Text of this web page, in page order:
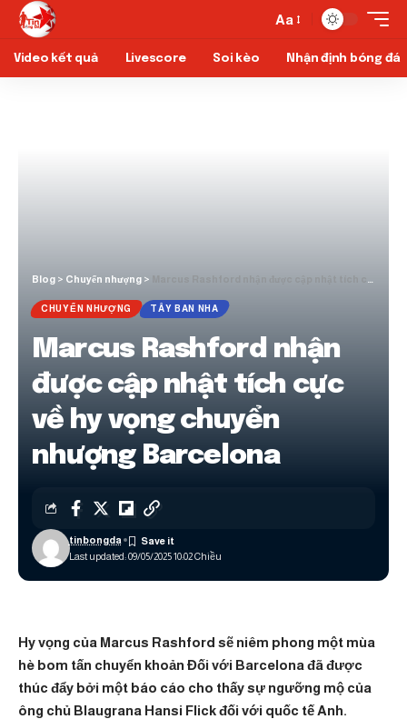
Aa
Video kết quả Livescore Soi kèo Nhận định bóng đá
Blog > Chuyển nhượng >
CHUYỂN NHƯỢNG TÂY BAN NHA
Marcus Rashford nhận
được cập nhật tích cực
về hy vọng chuyển
nhượng Barcelona
Last updated: 09/05/2025 10:02 Chiều
tinbongda
Hy vọng của Marcus Rashford sẽ niêm phong một mùa
hè bom tấn chuyển khoản Đối với Barcelona đã được
thúc đẩy bởi một báo cáo cho thấy sự ngưỡng mộ của
ông chủ Blaugrana Hansi Flick đối với quốc tế Anh.